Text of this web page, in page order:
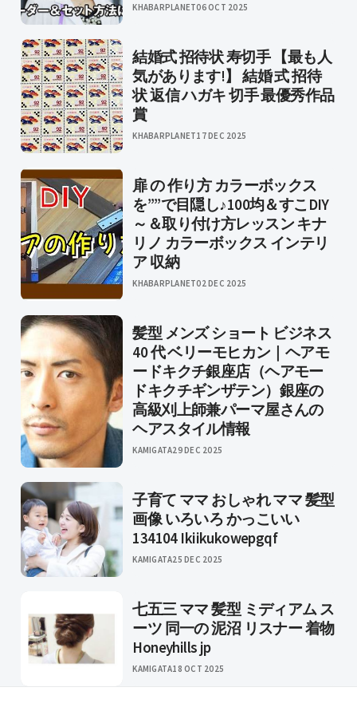
KHABARPLANET06 OCT 2025
結婚式 招待状 寿切手 【最も人
気があります!】 結婚 式 招待
状 返信 ハガキ 切手 最優秀作品
賞
KHABARPLANET17 DEC 2025
扉 の 作り方 カラーボックス
を””で目隠し♪100均＆すこDIY
～＆取り付け方レッスン キナ
リノ カラーボックス インテリ
ア 収納
KHABARPLANET02 DEC 2025
髪型 メンズ ショート ビジネス
40 代 ベリーモヒカン｜ヘアモ
ードキクチ銀座店（ヘアモー
ドキクチギンザテン）銀座の
高級刈上師兼パーマ屋さんの
ヘアスタイル情報
KAMIGATA29 DEC 2025
子育て ママ おしゃれ ママ 髪型
画像 いろいろ かっこいい
134104 Ikiikukowepgqf
KAMIGATA25 DEC 2025
七五三 ママ 髪型 ミディアム ス
ーツ 同一の 泥沼 リスナー 着物
Honeyhills jp
KAMIGATA18 OCT 2025